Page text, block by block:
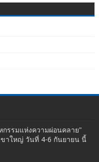
รรมแห่งความผ่อนคลาย"
เขาใหญ่ วันที่ 4-6 กันยายน นี้